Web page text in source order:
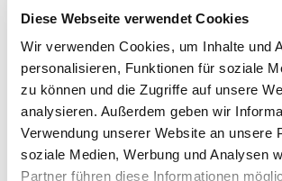
Diese Webseite verwendet Cookies
Wir verwenden Cookies, um Inhalte und
personalisieren, Funktionen für soziale
zu können und die Zugriffe auf unsere
analysieren. Außerdem geben wir
Verwendung unserer Website an unsere
soziale Medien, Werbung und Analysen
Partner führen diese Informationen